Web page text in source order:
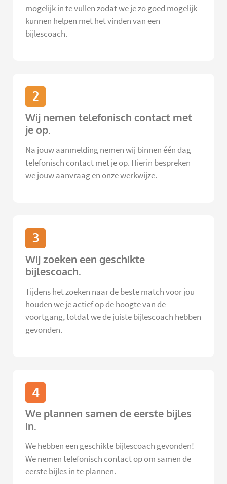
mogelijk in te vullen zodat we je zo goed mogelijk
kunnen helpen met het vinden van een
bijlescoach.
2
Wij nemen telefonisch contact met
je op.
Na jouw aanmelding nemen wij binnen één dag
telefonisch contact met je op. Hierin bespreken
we jouw aanvraag en onze werkwijze.
3
Wij zoeken een geschikte
bijlescoach.
Tijdens het zoeken naar de beste match voor jou
houden we je actief op de hoogte van de
voortgang, totdat we de juiste bijlescoach hebben
gevonden.
4
We plannen samen de eerste bijles
in.
We hebben een geschikte bijlescoach gevonden!
We nemen telefonisch contact op om samen de
eerste bijles in te plannen.